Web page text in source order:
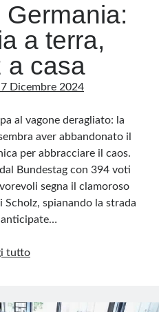
a terra,
a casa
Dicembre 2024
al vagone deragliato: la
aver abbandonato il
per abbracciare il caos.
Bundestag con 394 voti
segna il clamoroso
spianando la strada
anticipate…
tuttoFallimento
a